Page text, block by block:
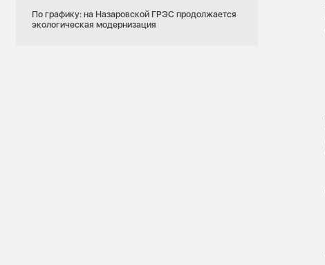
По графику: на Назаровской ГРЭС продолжается
экологическая модернизация